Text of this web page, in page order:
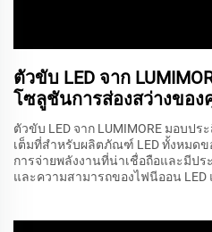
ตัวขับ LED จาก
โซลูชันการส่องสว่างขอ
ตัวขับ LED จาก LUMIMORE มอบป
เต็มที่สำหรับผลิตภัณฑ์ LED ทั้งหมดข
การจ่ายพลังงานที่น่าเชื่อถือและมีป
และความสามารถของไฟนีออน